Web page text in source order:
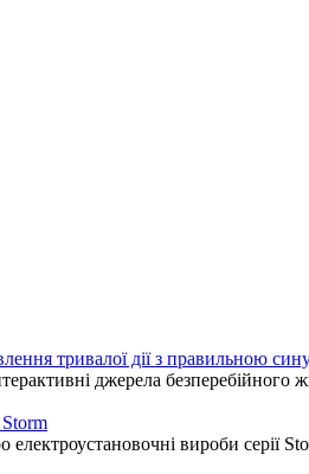
тривалої дії з правильною
джерела
вироби серії